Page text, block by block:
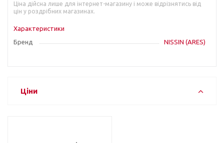
Ціна дійсна лише для інтернет-магазину і може відрізнятись від
цін у роздрібних магазинах.
Характеристики
Бренд
NISSIN (ARES)
Ціни